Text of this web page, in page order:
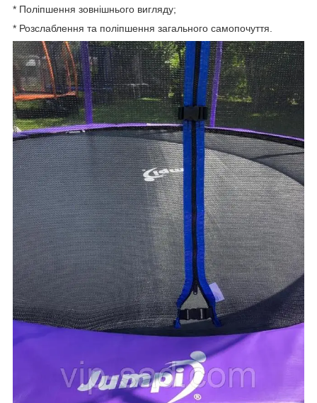
* Поліпшення зовнішнього вигляду;
* Розслаблення та поліпшення загального самопочуття.